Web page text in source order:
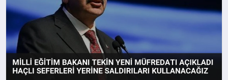
TEKNOLOJI